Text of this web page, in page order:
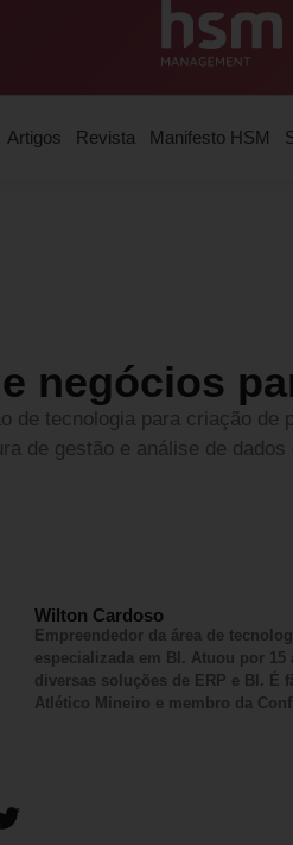
Artigos Revista Manifesto HSM
negócios
de tecnologia para criação de
de gestão e análise de
Wilton Cardoso
Empreendedor da área de
especializada em BI. Atuou por
diversas soluções de ERP e BI. É
Atlético Mineiro e membro da